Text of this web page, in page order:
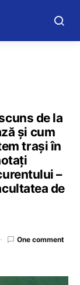
de la
și cum
trași în
–
de
One comment